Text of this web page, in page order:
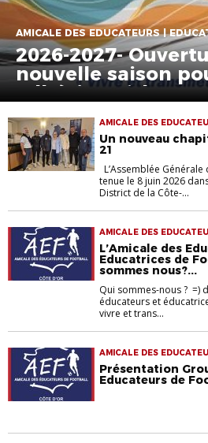
AMICALE DES EDUCATEURS |
2026-2027-
nouvelle saison
adhésions à
AMICALE DES
Un nouveau
21
L’Assemblée Générale
tenue le 8 juin 2026
District de la Côte-...
AMICALE DES
L’Amicale des
Educatrices de
sommes nous?...
Qui sommes-nous ? =)
éducateurs et
vivre et trans...
AMICALE DES
Présentation
Educateurs de